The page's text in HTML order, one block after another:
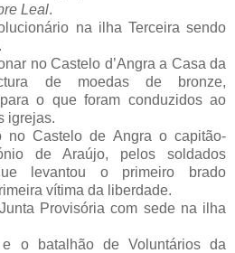
Leal.
na ilha Terceira sendo
no Castelo d’Angra a Casa da
de moedas de bronze,
o que foram conduzidos ao
igrejas.
no Castelo de Angra o capitão-
de Araújo, pelos soldados
levantou o primeiro brado
vítima da liberdade.
Provisória com sede na ilha
o batalhão de Voluntários da